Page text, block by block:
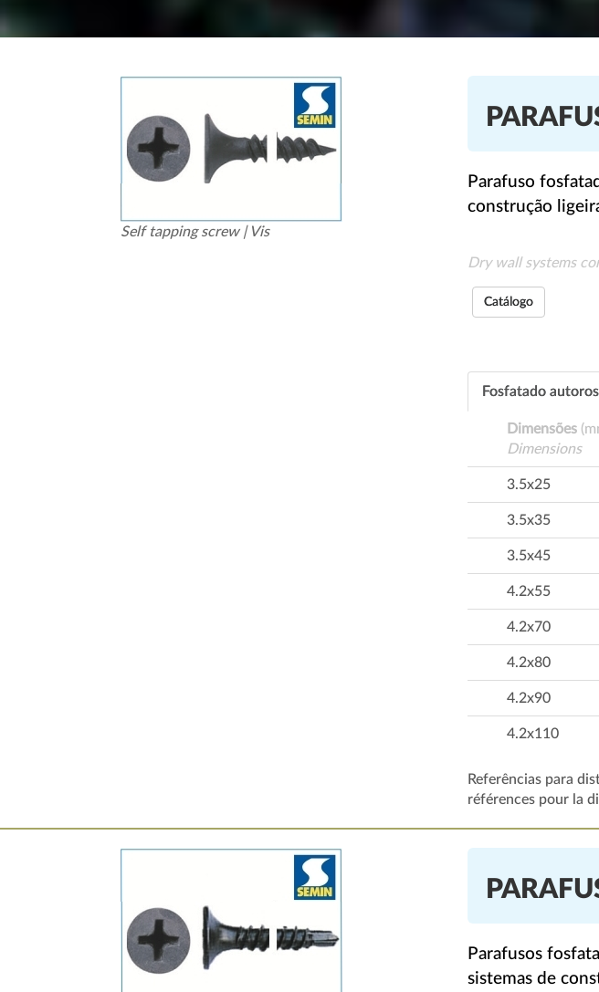
Self tapping screw | Vis
Parafuso
construção
Dry wall systems
Catálogo
Fosfatado
Dimensões
Dimensions
3.5x25
3.5x35
3.5x45
4.2x55
4.2x70
4.2x80
4.2x90
4.2x110
Referências para
références pour la
Parafusos
sistemas de